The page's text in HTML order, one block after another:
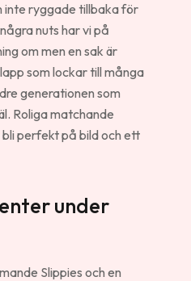
inte ryggade tillbaka för
nuts har vi på
om men en sak är
som lockar till många
generationen som
Roliga matchande
perfekt på bild och ett
under
Slippies och en